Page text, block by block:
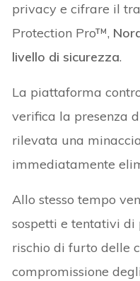
privacy e cifrare il
Protection Pro™,
livello di sicurezza.
La piattaforma
verifica la presenza
rilevata una
immediatamente
Allo stesso tempo
sospetti e tentativi di
rischio di furto delle
compromissione